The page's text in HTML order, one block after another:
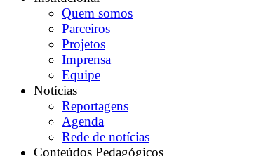
Quem somos
Parceiros
Projetos
Imprensa
Equipe
Notícias
Reportagens
Agenda
Rede de notícias
Conteúdos Pedagógicos